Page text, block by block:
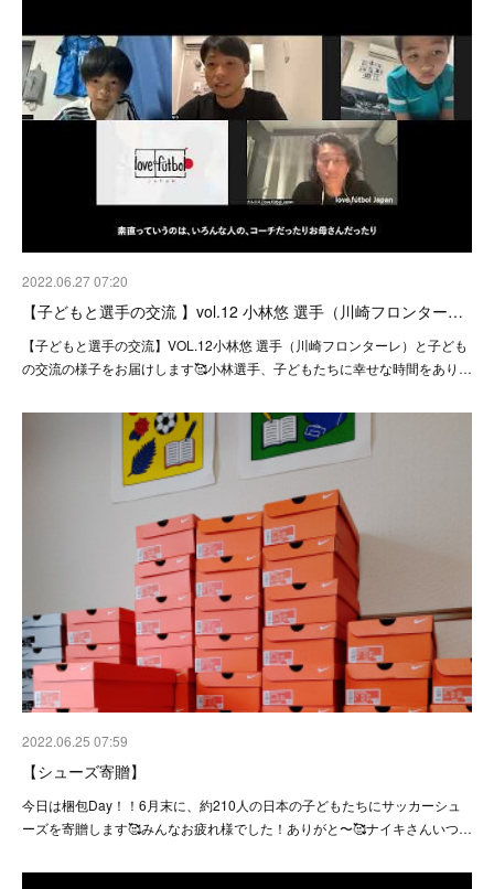
2022.06.27 07:20
【子どもと選手の交流 】vol.12 小林悠 選手（川崎フロンター…
【子どもと選手の交流】VOL.12小林悠 選手（川崎フロンターレ）と子ども
の交流の様子をお届けします🥰小林選手、子どもたちに幸せな時間をあり…
2022.06.25 07:59
【シューズ寄贈】
今日は梱包Day！！6月末に、約210人の日本の子どもたちにサッカーシュ
ーズを寄贈します🥰みんなお疲れ様でした！ありがと〜🥰ナイキさんいつ…